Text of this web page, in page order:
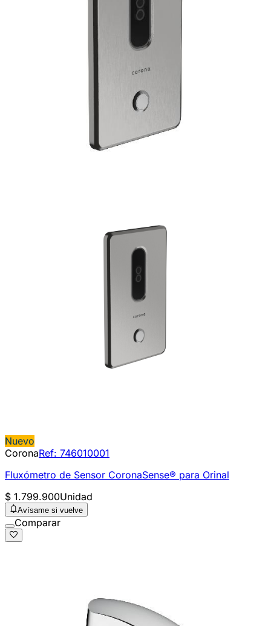
Nuevo
CoronaRef: 746010001
Fluxómetro de Sensor CoronaSense® para Orinal
$ 1.799.900Unidad
Avísame si vuelve
Comparar